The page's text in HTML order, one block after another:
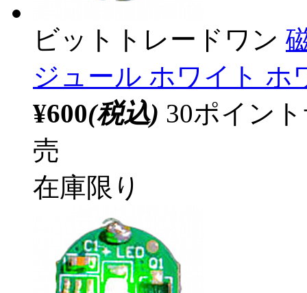
ビットトレードワン
ジュール ホワイト ホ
¥600(税込) 30ポイン
売
在庫限り